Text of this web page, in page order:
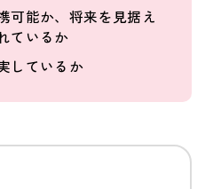
可能か、将来を見据え
ているか
しているか